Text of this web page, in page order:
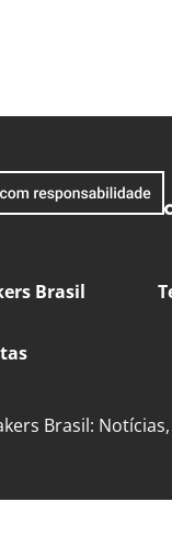
Brasil
Brasil: